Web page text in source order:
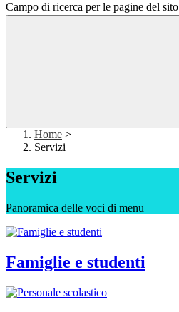
Campo di ricerca per le pagine del sito
Home >
Servizi
Servizi
Panoramica delle voci di menu
Famiglie e studenti